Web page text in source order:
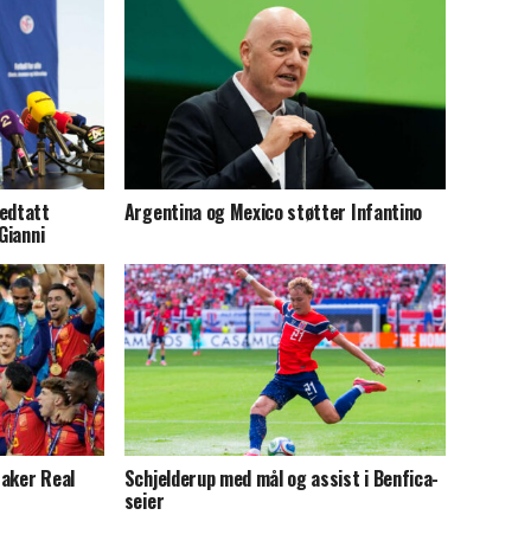
Argentina og Mexico støtter Infantino
Real Schjelderup med mål og assist i Benfica-
seier